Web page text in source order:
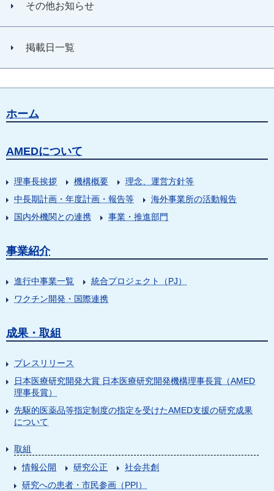
その他お知らせ
掲載日一覧
ホーム
AMEDについて
理事長挨拶 機構概要
理念、運営方針等
中長期計画・年度計画・報告等
海外事業所の活動報告
国内外機関との連携
事業・推進部門
事業紹介
進行中事業一覧
統合プロジェクト（PJ）
ワクチン開発・国際連携
成果・取組
プレスリリース
日本医療研究開発大賞 日本医療研究開発機構理事長賞（AMED
理事長賞）
先駆的医薬品等指定制度の指定を受けたAMED支援の研究成果
について
取組
情報公開
研究公正
社会共創
研究への患者・市民参画（PPI）